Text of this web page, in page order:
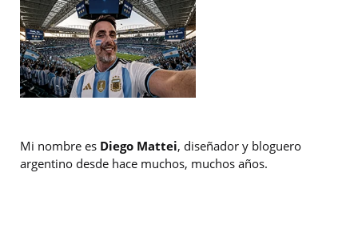
Mi nombre es Diego Mattei, diseñador y bloguero
argentino desde hace muchos, muchos años.